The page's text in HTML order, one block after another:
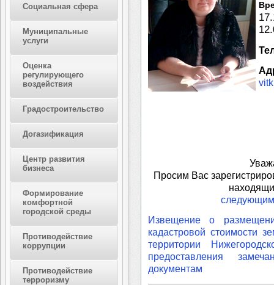
Социальная сфера
Муниципальные
услуги
Оценка
регулирующего
воздействия
Градостроительство
Догазификация
Центр развития
бизнеса
Формирование
комфортной
городской среды
Противодействие
коррупции
Противодействие
терроризму
Просим Вас
Извещение о
кадастровой стоимости
территории
предоставления
документам